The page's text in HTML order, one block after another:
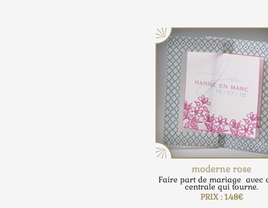
moderne rose
Faire part de mariage avec
centrale qui tourne.
PRIX : 1.48€